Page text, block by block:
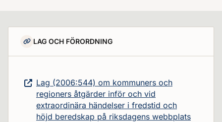
LAG OCH FÖRORDNING
Lag (2006:544) om kommuners och
regioners åtgärder inför och vid
extraordinära händelser i fredstid och
höjd beredskap på riksdagens webbplats